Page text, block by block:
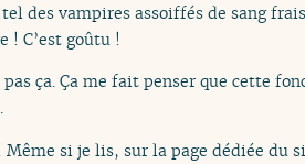
des vampires assoiffés de sang
! C’est goûtu !
ça. Ça me fait penser que cette
si je lis, sur la page dédiée du